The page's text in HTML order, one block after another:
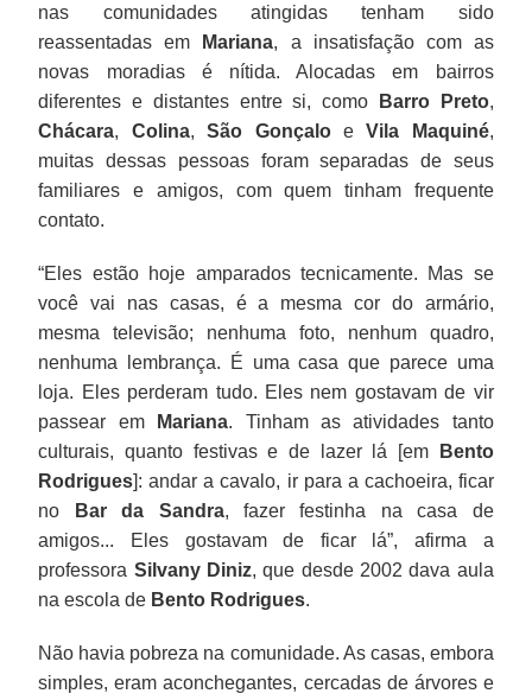
nas comunidades atingidas tenham sido
reassentadas em
Mariana, a insatisfação com as
novas moradias é nítida. Alocadas em bairros
diferentes e distantes entre si, como
Barro Preto,
Chácara, Colina,São GonçaloeVila Maquiné,
muitas dessas pessoas foram separadas de seus
familiares e amigos, com quem tinham frequente
contato.
“Eles estão hoje amparados tecnicamente. Mas se
você vai nas casas, é a mesma cor do armário,
mesma televisão; nenhuma foto, nenhum quadro,
nenhuma lembrança. É uma casa que parece uma
loja. Eles perderam tudo. Eles nem gostavam de vir
passear em
Mariana. Tinham as atividades tanto
culturais, quanto festivas e de lazer lá [em
Bento
Rodrigues]: andar a cavalo, ir para a cachoeira, ficar
no
Bar da Sandra, fazer festinha na casa de
amigos... Eles gostavam de ficar lá”, afirma a
professora Silvany Diniz, que desde 2002 dava aula
na escola de Bento Rodrigues.
Não havia pobreza na comunidade. As casas, embora
simples, eram aconchegantes, cercadas de árvores e